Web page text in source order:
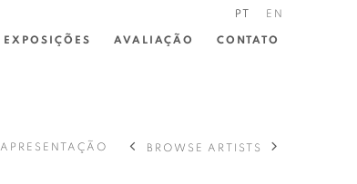
EXPOSIÇÕES AVALIAÇÃO CONTATO
PT EN
APRESENTAÇÃO BROWSE ARTISTS